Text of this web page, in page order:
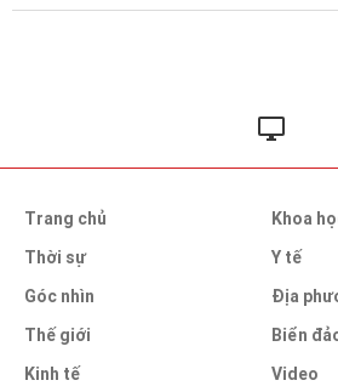
Trang chủ
Thời sự
Góc nhìn
Thế giới
Kinh tế
Khoa
Y tế
Địa
Biển
Video